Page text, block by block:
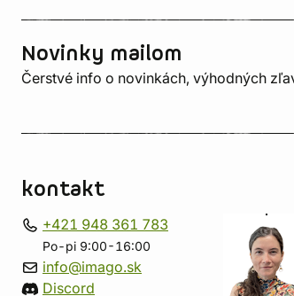
Novinky mailom
Čerstvé info o novinkách, výhodných
kontakt
+421 948 361 783
Po-pi 9:00-16:00
info@imago.sk
Discord